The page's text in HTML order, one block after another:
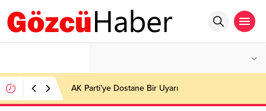
AK Parti’ye Dostane Bir Uyarı